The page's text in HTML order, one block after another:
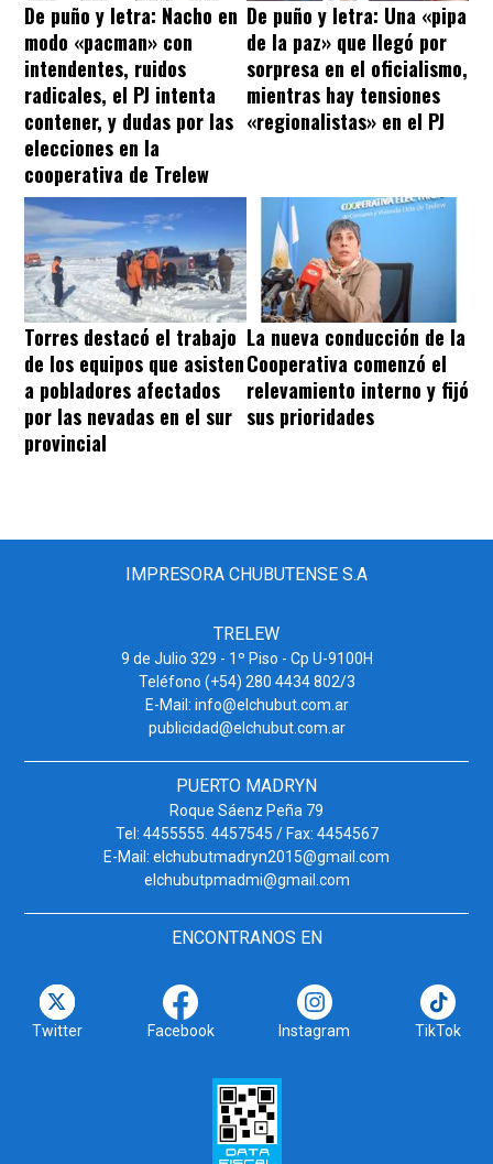
De puño y letra: Nacho en
modo «pacman» con
intendentes, ruidos
radicales, el PJ intenta
contener, y dudas por las
elecciones en la
cooperativa de Trelew
De puño y letra: Una «pipa
de la paz» que llegó por
sorpresa en el oficialismo,
mientras hay tensiones
«regionalistas» en el PJ
Torres destacó el trabajo
de los equipos que asisten
a pobladores afectados
por las nevadas en el sur
provincial
La nueva conducción de la
Cooperativa comenzó el
relevamiento interno y fijó
sus prioridades
IMPRESORA CHUBUTENSE S.A
TRELEW
9 de Julio 329 - 1º Piso - Cp U-9100H
Teléfono (+54) 280 4434 802/3
E-Mail: info@elchubut.com.ar
publicidad@elchubut.com.ar
PUERTO MADRYN
Roque Sáenz Peña 79
Tel: 4455555. 4457545 / Fax: 4454567
E-Mail: elchubutmadryn2015@gmail.com
elchubutpmadmi@gmail.com
ENCONTRANOS EN
Twitter Facebook Instagram TikTok